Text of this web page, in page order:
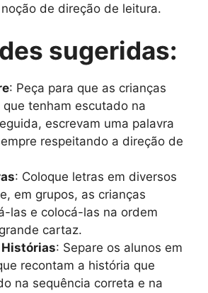
de direção de leitura.
sugeridas:
: Peça para que as crianças
tenham escutado na
escrevam uma palavra
respeitando a direção de
: Coloque letras em diversos
em grupos, as crianças
las e colocá-las na ordem
cartaz.
: Separe os alunos em
recontam a história que
na sequência correta e na